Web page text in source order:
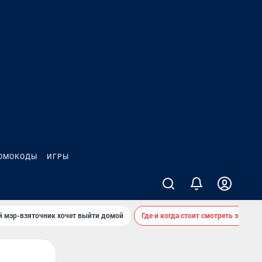
ИГРЫ
мэр-взяточник хочет выйти домой Где и когда стоит смотреть